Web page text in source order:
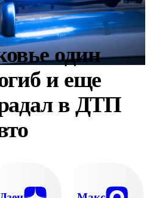
один
и еще
в ДТП